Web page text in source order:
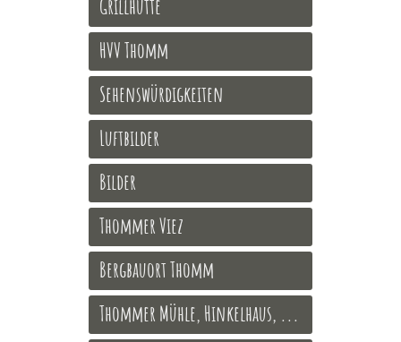
Grillhütte
HVV Thomm
Sehenswürdigkeiten
Luftbilder
Bilder
Thommer Viez
Bergbauort Thomm
Thommer Mühle, Hinkelhaus, ...